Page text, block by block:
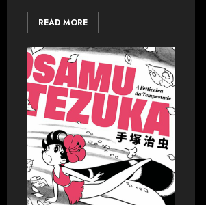
READ MORE